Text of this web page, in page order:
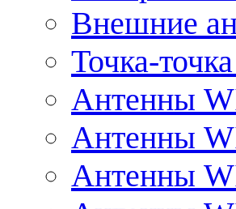
Внешние
Точка-
Антенны
Антенны
Антенны